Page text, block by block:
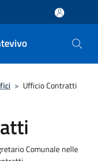
> Ufficio Contratti
Comunale nelle